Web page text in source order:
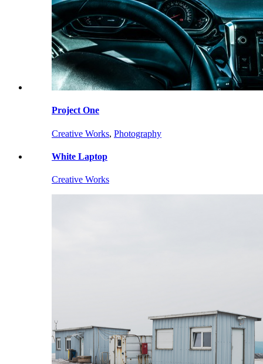
Project One
Creative Works, Photography
White Laptop
Creative Works